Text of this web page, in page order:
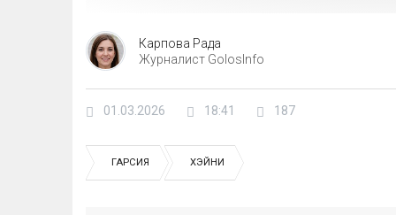
Карпова Рада
Журналист GolosInfo
01.03.2026 18:41 187
ГАРСИЯ ХЭЙНИ